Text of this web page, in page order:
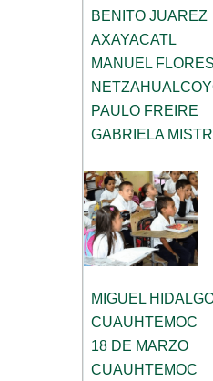
BENITO JUAREZ
AXAYACATL
MANUEL FLORES
PAULO FREIRE
GABRIELA
MIGUEL
CUAUHTEMOC
18 DE MARZO
CUAUHTEMOC